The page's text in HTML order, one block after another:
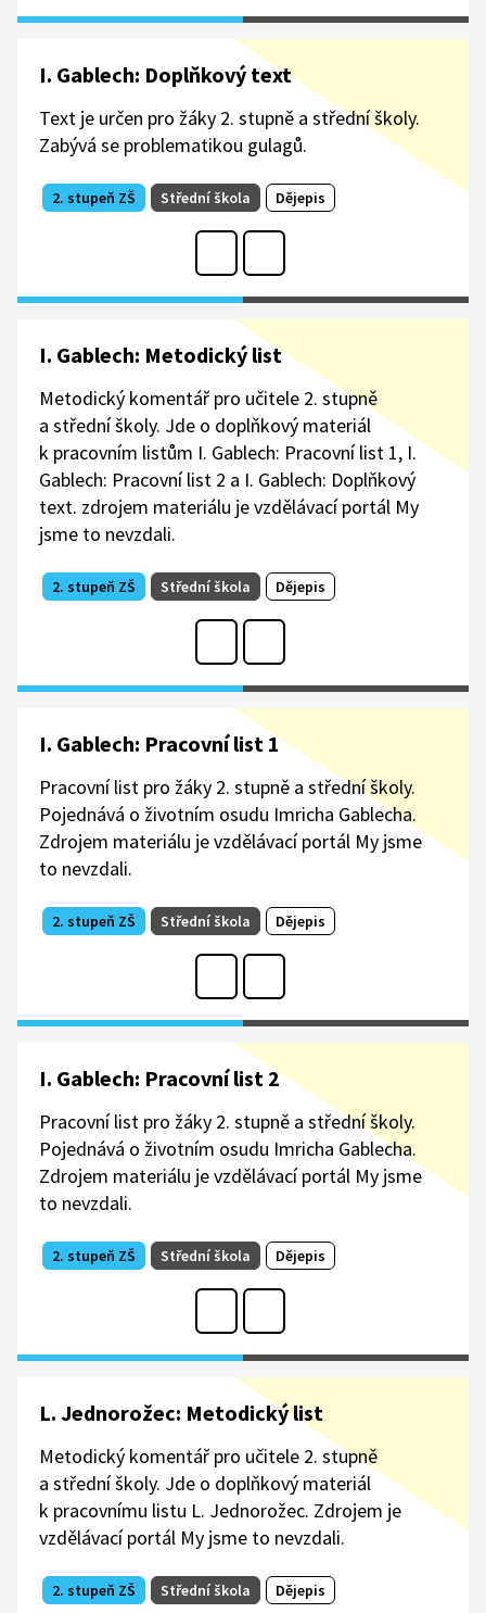
I. Gablech: Doplňkový text
Text je určen pro žáky 2. stupně a střední školy.
Zabývá se problematikou gulagů.
2. stupeň ZŠ Střední škola Dějepis
I. Gablech: Metodický list
Metodický komentář pro učitele 2. stupně
a střední školy. Jde o doplňkový materiál
k pracovním listům I. Gablech: Pracovní list 1, I.
Gablech: Pracovní list 2 a I. Gablech: Doplňkový
text. zdrojem materiálu je vzdělávací portál My
jsme to nevzdali.
2. stupeň ZŠ Střední škola Dějepis
I. Gablech: Pracovní list 1
Pracovní list pro žáky 2. stupně a střední školy.
Pojednává o životním osudu Imricha Gablecha.
Zdrojem materiálu je vzdělávací portál My jsme
to nevzdali.
2. stupeň ZŠ Střední škola Dějepis
I. Gablech: Pracovní list 2
Pracovní list pro žáky 2. stupně a střední školy.
Pojednává o životním osudu Imricha Gablecha.
Zdrojem materiálu je vzdělávací portál My jsme
to nevzdali.
2. stupeň ZŠ Střední škola Dějepis
L. Jednorožec: Metodický list
Metodický komentář pro učitele 2. stupně
a střední školy. Jde o doplňkový materiál
k pracovnímu listu L. Jednorožec. Zdrojem je
vzdělávací portál My jsme to nevzdali.
2. stupeň ZŠ Střední škola Dějepis